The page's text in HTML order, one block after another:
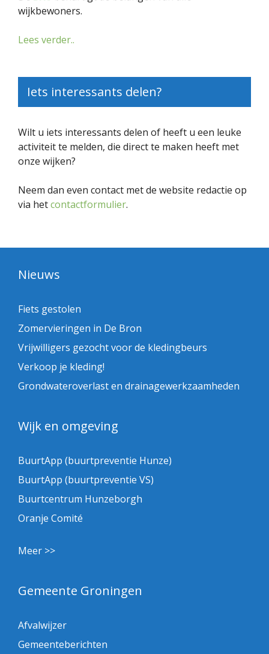
wijkbewoners.
Lees verder..
Iets interessants delen?
Wilt u iets interessants delen of heeft u een leuke
activiteit te melden, die direct te maken heeft met
onze wijken?
Neem dan even contact met de website redactie op
via hetcontactformulier.
Nieuws
Fiets gestolen
Zomervieringen in De Bron
Vrijwilligers gezocht voor de kledingbeurs
Verkoop je kleding!
Grondwateroverlast en drainagewerkzaamheden
Wijk en omgeving
BuurtApp (buurtpreventie Hunze)
BuurtApp (buurtpreventie VS)
Buurtcentrum Hunzeborgh
Oranje Comité
Meer >>
Gemeente Groningen
Afvalwijzer
Gemeenteberichten